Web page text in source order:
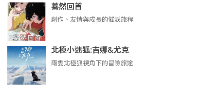
驀然回首
創作、友情與成長的催淚旅程
北極小迷狐:吉娜&尤克
兩隻北極狐視角下的冒險旅途